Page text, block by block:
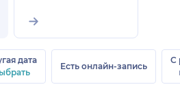
дата
Есть онлайн-запись
С